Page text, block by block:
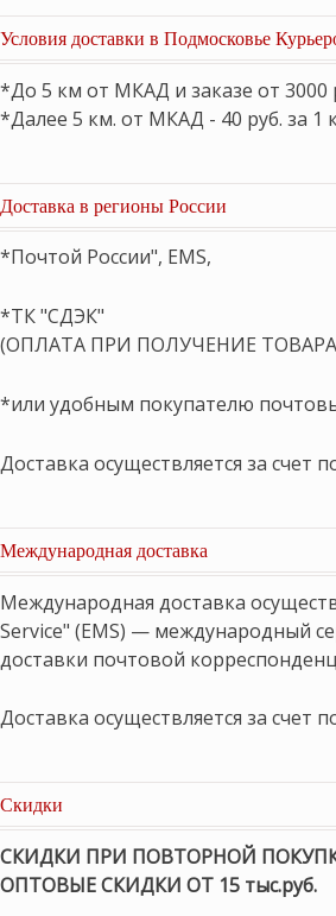
Условия доставки в Подмосковье
*До 5 км от МКАД и заказе от 3000
*Далее 5 км. от МКАД - 40 руб. за 1
Доставка в регионы России
*Почтой России", EMS,
*ТК "СДЭК"
(ОПЛАТА ПРИ ПОЛУЧЕНИЕ
*или удобным покупателю
Доставка осуществляется за счет
Международная доставка
Международная доставка
Service" (EMS) — международный
доставки почтовой
Доставка осуществляется за счет
Скидки
СКИДКИ ПРИ ПОВТОРНОЙ
ОПТОВЫЕ СКИДКИ ОТ 15 тыс.руб.